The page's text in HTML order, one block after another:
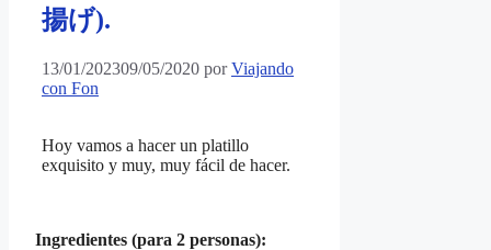
揚げ).
13/01/202309/05/2020 porViajando
con Fon
Hoy vamos a hacer un platillo
exquisito y muy, muy fácil de hacer.
Ingredientes (para 2 personas):